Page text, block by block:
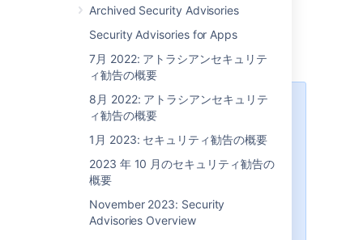
Archived Security Advisories
Security Advisories for Apps
7月 2022: アトラシアンセキュリテ
ィ勧告の概要
8月 2022: アトラシアンセキュリテ
ィ勧告の概要
1月 2023: セキュリティ勧告の概要
2023 年 10 月のセキュリティ勧告の
概要
November 2023: Security
Advisories Overview
December 2023 Security
Bulletin
The December 2023 Security
Bulletin is part of Atlassian’s new
monthly disclosure of non-critical
support our customers in taking
timely action to protect their
instances with increased
transparency and regular,